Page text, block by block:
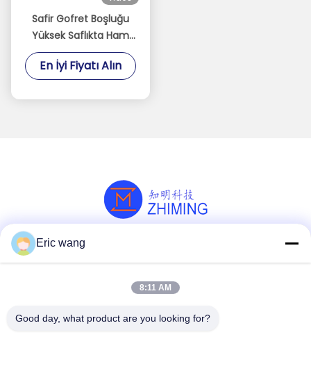
Safir Gofret Boşluğu
Yüksek Saflıkta Ham
Safir Alt Tabaka İşleme
İçin
En İyi Fiyatı Alın
Hızlı iletişim
Eric wang
8:11 AM
Good day, what product are you looking for?